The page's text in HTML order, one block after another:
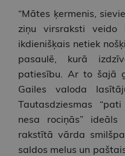
“Mātes ķermenis,
ziņu virsraksti veido
ikdienišķais netiek
pasaulē, kurā
patiesību. Ar to šajā
Gailes valoda
Tautasdziesmas
nesa rociņās”
rakstītā vārda
saldos melus un